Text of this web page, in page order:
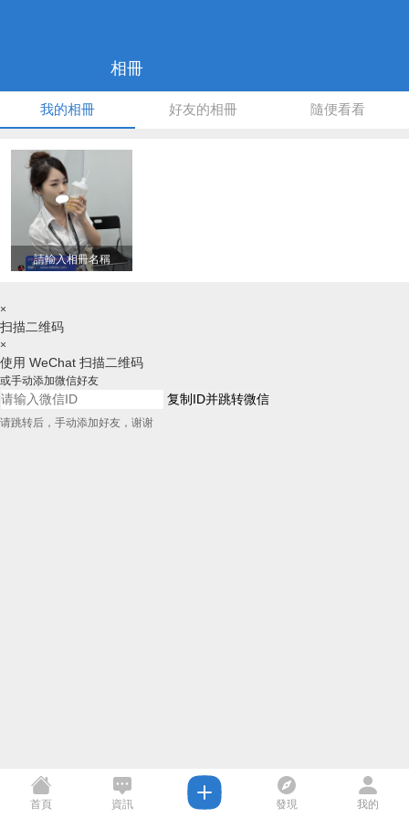
相冊
我的相冊 好友的相冊 隨便看看
請輸入相冊名稱
×
扫描二维码
×
使用 WeChat 扫描二维码
或手动添加微信好友
复制ID并跳转微信
请跳转后，手动添加好友，谢谢
首頁 資訊 發現 我的